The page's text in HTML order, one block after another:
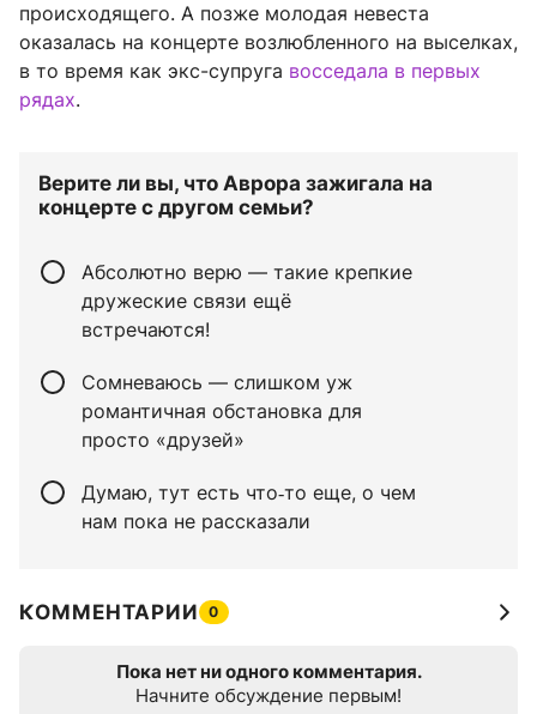
происходящего. А позже молодая невеста
оказалась на концерте возлюбленного на выселках,
в то время как экс-супруга восседала в первых
рядах.
Верите ли вы, что Аврора зажигала на
концерте с другом семьи?
Абсолютно верю — такие крепкие
дружеские связи ещё
встречаются!
Сомневаюсь — слишком уж
романтичная обстановка для
просто «друзей»
Думаю, тут есть что‑то еще, о чем
нам пока не рассказали
КОММЕНТАРИИ 0
Пока нет ни одного комментария.
Начните обсуждение первым!